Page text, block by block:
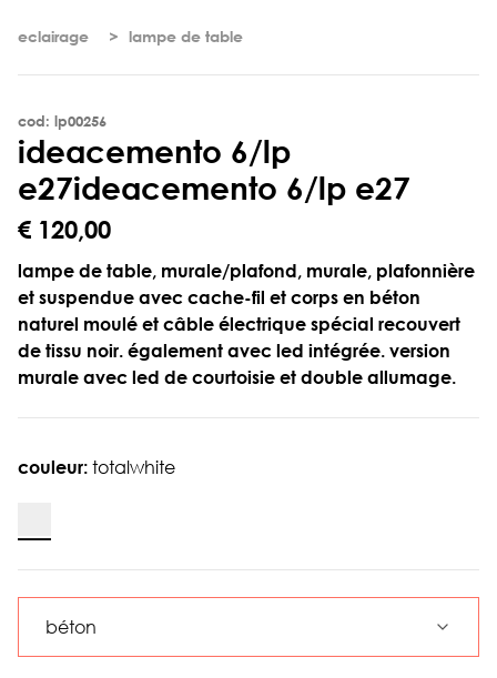
eclairage lampe de table
cod: lp00256
ideacemento 6/lp
e27ideacemento 6/lp e27
€ 120,00
lampe de table, murale/plafond, murale, plafonnière
et suspendue avec cache-fil et corps en béton
naturel moulé et câble électrique spécial recouvert
de tissu noir. également avec led intégrée. version
murale avec led de courtoisie et double allumage.
couleur: totalwhite